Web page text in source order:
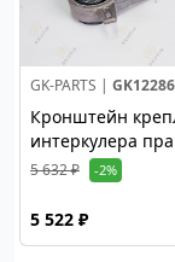
GK-PARTS |
Кронштейн
интеркулера
5 632 ₽ -2%
5 522 ₽